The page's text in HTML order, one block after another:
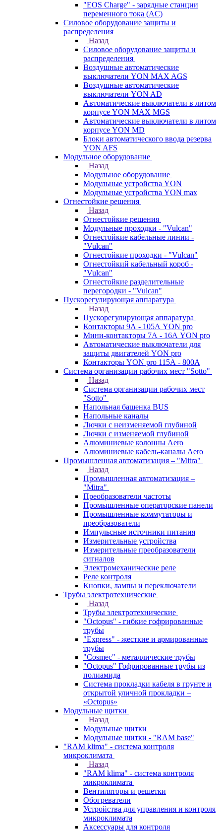
"EOS Charge" - зарядные станции
переменного тока (AC)
Силовое оборудование защиты и
распределения
Назад
Силовое оборудование защиты и
распределения
Воздушные автоматические
выключатели YON MAX AGS
Воздушные автоматические
выключатели YON AD
Автоматические выключатели в литом
корпусе YON MAX MGS
Автоматические выключатели в литом
корпусе YON MD
Блоки автоматического ввода резерва
YON AFS
Модульное оборудование
Назад
Модульное оборудование
Модульные устройства YON
Модульные устройства YON max
Огнестойкие решения
Назад
Огнестойкие решения
Модульные проходки - "Vulcan"
Огнестойкие кабельные линии -
"Vulcan"
Огнестойкие проходки - "Vulcan"
Огнестойкий кабельный короб -
"Vulcan"
Огнестойкие разделительные
перегородки - "Vulcan"
Пускорегулирующая аппаратура
Назад
Пускорегулирующая аппаратура
Контакторы 9А - 105А YON pro
Мини-контакторы 7А - 16А YON pro
Автоматические выключатели для
защиты двигателей YON pro
Контакторы YON pro 115А - 800А
Система организации рабочих мест "Sotto"
Назад
Система организации рабочих мест
"Sotto"
Напольная башенка BUS
Напольные каналы
Лючки с неизменяемой глубиной
Лючки с изменяемой глубиной
Алюминиевые колонны Aero
Алюминиевые кабель-каналы Aero
Промышленная автоматизация – "Mitra"
Назад
Промышленная автоматизация –
"Mitra"
Преобразователи частоты
Промышленные операторские панели
Промышленные коммутаторы и
преобразователи
Импульсные источники питания
Измерительные устройства
Измерительные преобразователи
сигналов
Электромеханические реле
Реле контроля
Кнопки, лампы и переключатели
Трубы электротехнические
Назад
Трубы электротехнические
"Octopus" - гибкие гофрированные
трубы
"Express" - жесткие и армированные
трубы
"Cosmec" - металлические трубы
"Octopus" Гофрированные трубы из
полиамида
Система прокладки кабеля в грунте и
открытой уличной прокладки –
«Octopus»
Модульные щитки
Назад
Модульные щитки
Модульные щитки - "RAM base"
"RAM klima" - система контроля
микроклимата
Назад
"RAM klima" - система контроля
микроклимата
Вентиляторы и решетки
Обогреватели
Устройства для управления и контроля
микроклимата
Аксессуары для контроля